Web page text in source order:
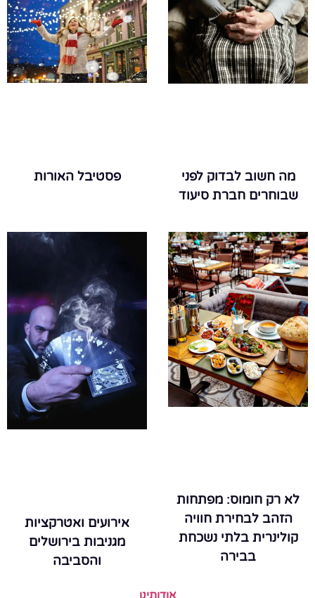
מה חשוב לבדוק לפני
שבוחרים חברת סיעוד
פסטיבל האורות
לא רק חומוס: מפתחות
הזהב לבחירת חוויה
קולינרית בלתי נשכחת
בבירה
אירועים ואטרקציות
מגניבות בירושלים
והסביבה
אודותינו